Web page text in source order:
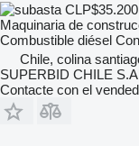
Maquinaria de
Combustible diésel
Chile, colina
SUPERBID CHILE S.A
Contacte con el